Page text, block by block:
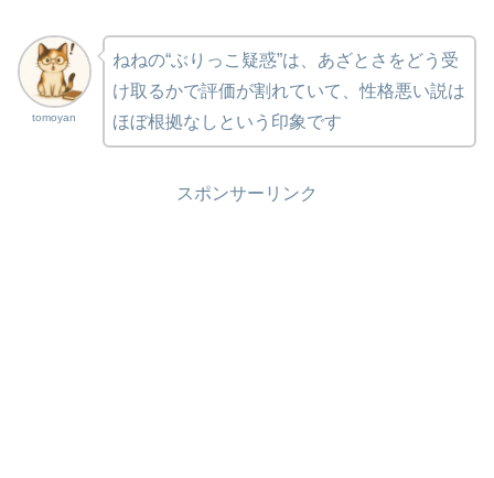
tomoyan
ねねの“ぶりっこ疑惑”は、あざとさをどう受
け取るかで評価が割れていて、性格悪い説は
ほぼ根拠なしという印象です
スポンサーリンク